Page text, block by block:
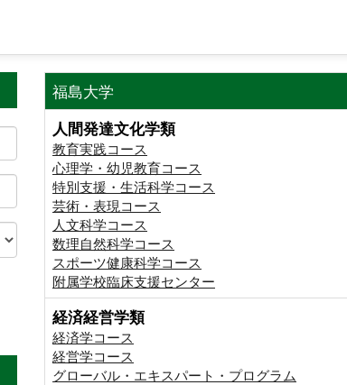
福島大学
人間発達文化学類
教育実践コース
心理学・幼児教育コース
特別支援・生活科学コース
芸術・表現コース
人文科学コース
数理自然科学コース
スポーツ健康科学コース
附属学校臨床支援センター
経済経営学類
経済学コース
経営学コース
グローバル・エキスパート・プログラム